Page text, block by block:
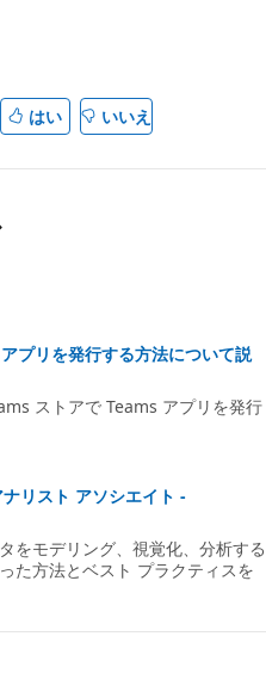
はい いいえ
プリを発行する方法について説
ストアで Teams アプリを発行
リスト アソシエイト -
をモデリング、視覚化、分析する
た方法とベスト プラクティスを